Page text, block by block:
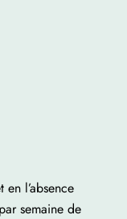
l’absence
semaine de